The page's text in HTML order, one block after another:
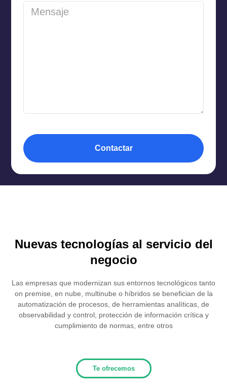
Contactar
Nuevas tecnologías al servicio del
negocio
Las empresas que modernizan sus entornos tecnológicos tanto
on premise, en nube, multinube o híbridos se benefician de la
automatización de procesos, de herramientas analíticas, de
observabilidad y control, protección de información crítica y
cumplimiento de normas, entre otros
Te ofrecemos